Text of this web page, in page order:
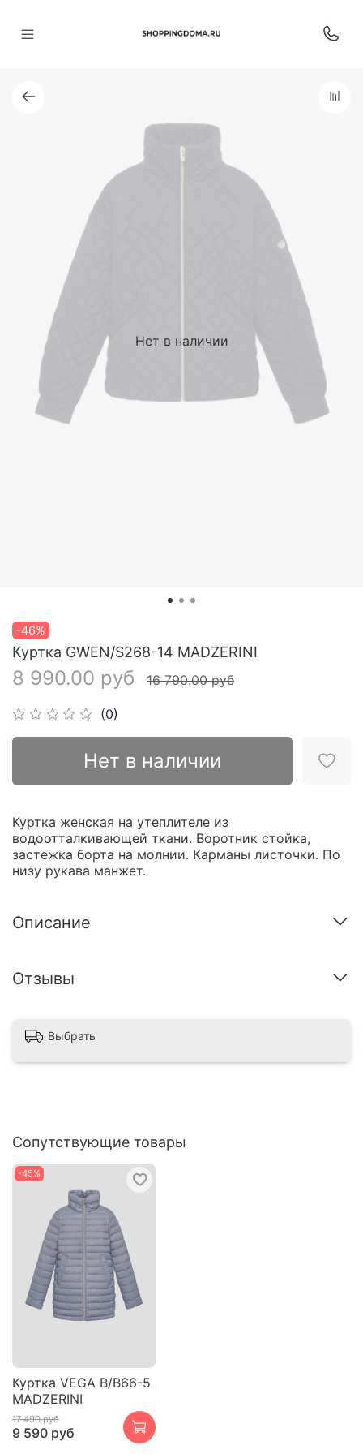
Нет в наличии
-46%
(0)
Куртка GWEN/S268-14 MADZERINI
8 990.00 руб 16 790.00 руб
Нет в наличии
Куртка женская на утеплителе из
водоотталкивающей ткани. Воротник стойка,
застежка борта на молнии. Карманы листочки. По
низу рукава манжет.
Описание
Отзывы
Выбрать
Сопутствующие товары
-45%
Куртка VEGA B/B66-5
MADZERINI
17 490 руб
9 590 руб